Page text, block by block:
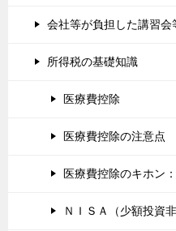
会社等が負担した講習会
所得税の基礎知識
医療費控除
医療費控除の注意点
医療費控除のキホン
ＮＩＳＡ（少額投資